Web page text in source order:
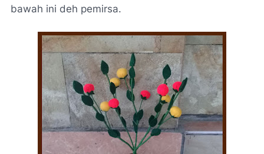
bawah ini deh pemirsa.